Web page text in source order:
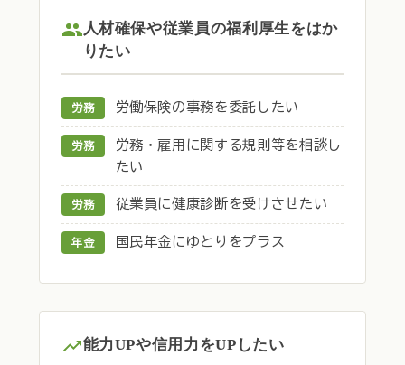
人材確保や従業員の福利厚生をはか
りたい
労務 労働保険の事務を委託したい
労務
労務・雇用に関する規則等を相談し
たい
労務 従業員に健康診断を受けさせたい
年金 国民年金にゆとりをプラス
能力UPや信用力をUPしたい